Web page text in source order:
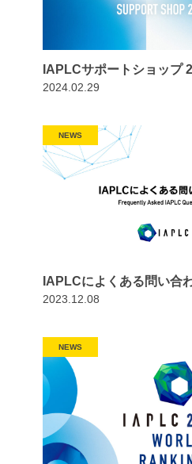
IAPLCサポートショップ
2024.02.29
NEWS
IAPLCによくある問い合
2023.12.08
NEWS